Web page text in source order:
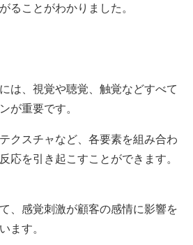
ることがわかりました。
は、視覚や聴覚、触覚などすべて
が重要です。
クスチャなど、各要素を組み合わ
応を引き起こすことができます。
、感覚刺激が顧客の感情に影響を
ます。